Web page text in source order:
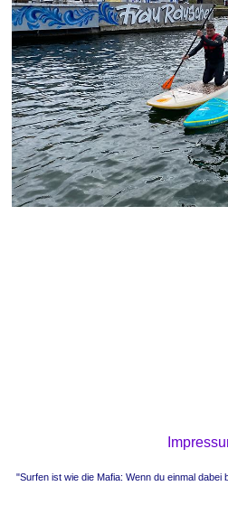
"Surfen ist wie die Mafia: Wenn du einmal